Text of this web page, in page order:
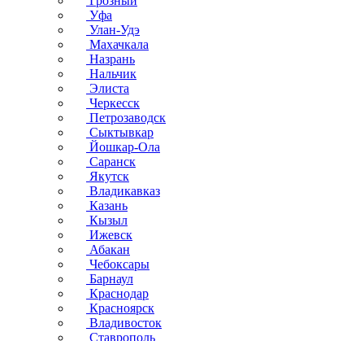
Уфа
Улан-Удэ
Махачкала
Назрань
Нальчик
Элиста
Черкесск
Петрозаводск
Сыктывкар
Йошкар-Ола
Саранск
Якутск
Владикавказ
Казань
Кызыл
Ижевск
Абакан
Чебоксары
Барнаул
Краснодар
Красноярск
Владивосток
Ставрополь